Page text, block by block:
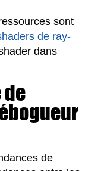
sont
de ray-
dans
de